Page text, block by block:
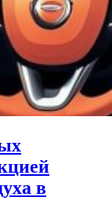
в